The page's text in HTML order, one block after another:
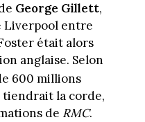
George Gillett,
Liverpool entre
était alors
anglaise. Selon
600 millions
la corde,
de RMC.